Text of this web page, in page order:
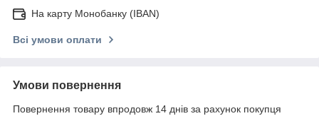
На карту Монобанку (IBAN)
Всі умови оплати
Умови повернення
Повернення товару впродовж 14 днів за рахунок покупця